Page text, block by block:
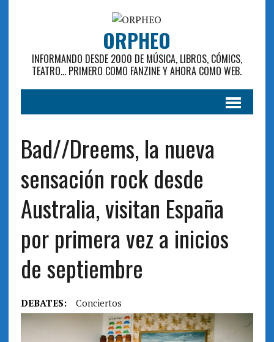
ORPHEO
INFORMANDO DESDE 2000 DE MÚSICA, LIBROS, CÓMICS,
TEATRO... PRIMERO COMO FANZINE Y AHORA COMO WEB.
Bad//Dreems, la nueva
sensación rock desde
Australia, visitan España
por primera vez a inicios
de septiembre
DEBATES: Conciertos